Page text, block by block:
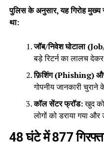
पुलिस के अनुसार, यह गिरोह मुख्य
था:
जॉब/निवेश घोटाला
बड़े रिटर्न का लालच
फ़िशिंग (Phishing) और
गोपनीय जानकारी
कॉल सेंटर फ्रॉड:खुद को
लोगों को डराया गया
48 घंटे में 877